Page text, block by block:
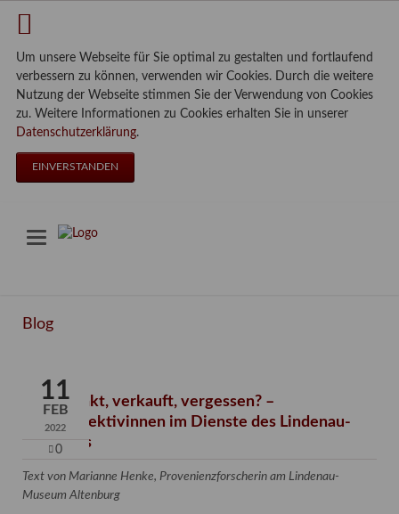
Um unsere Webseite für Sie optimal zu gestalten und fortlaufend
verbessern zu können, verwenden wir Cookies. Durch die weitere
Nutzung der Webseite stimmen Sie der Verwendung von Cookies
zu. Weitere Informationen zu Cookies erhalten Sie in unserer
Datenschutzerklärung.
EINVERSTANDEN
Blog
11
FEB
2022
0
Verschenkt, verkauft, vergessen? –
Kunstdetektivinnen im Dienste des Lindenau-
Museums
Text von Marianne Henke, Provenienzforscherin am Lindenau-
Museum Altenburg